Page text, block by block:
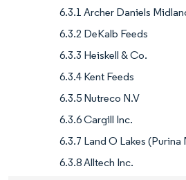
6.3.1 Archer Daniels
6.3.2 DeKalb Feeds
6.3.3 Heiskell & Co.
6.3.4 Kent Feeds
6.3.5 Nutreco N.V
6.3.6 Cargill Inc.
6.3.7 Land O Lakes (Purina
6.3.8 Alltech Inc.